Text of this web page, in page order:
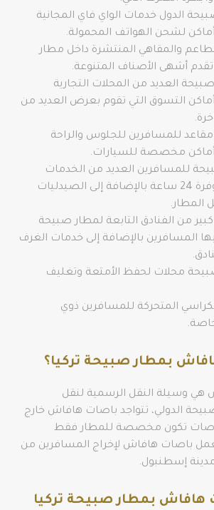
الدول خدمات الواي فاي المجانية
أماكن لشحن الهواتف المحمولة.
والمقاهي المنتشرة داخل مطار
أشهى الأصناف المتنوعة.
العديد من المحلات التجارية
أماكن التسوق التي تقوم بعرض العديد من
مقاعد للمسافرين للجلوس والراحة
أماكن مخصصة للسيارات.
للمسافرين العديد من الخدمات
الطبية والمتوفرة 24 ساعة بالإضافة إلى الصيدليات
المطار.
من الفنادق التابعة لمطار صبيحة
بها المسافرين بالإضافة إلى خدمات الغرف
محلات لحفظ الأمتعة وتغليف
المتحركة للمسافرين ذوي
بمطار صبيحة تركيا؟
هي وسيلة النقل الرسمية لنقل
الدولي، تتواجد باصات هافاش خارج
تكون مخصصة للمطار فقط
باصات هافاش لإخراج المسافرين من
إسطنبول.
هافاش بمطار صبيحة تركيا